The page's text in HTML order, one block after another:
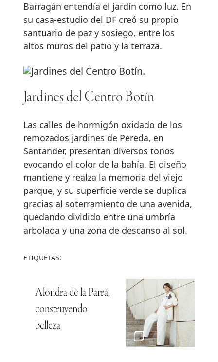
Barragán entendía el jardín como luz. En
su casa-estudio del DF creó su propio
santuario de paz y sosiego, entre los
altos muros del patio y la terraza.
Jardines del Centro Botín
Las calles de hormigón oxidado de los
remozados jardines de Pereda, en
Santander, presentan diversos tonos
evocando el color de la bahía. El diseño
mantiene y realza la memoria del viejo
parque, y su superficie verde se duplica
gracias al soterramiento de una avenida,
quedando dividido entre una umbría
arbolada y una zona de descanso al sol.
ETIQUETAS:
Alondra de la Parra,
construyendo
belleza